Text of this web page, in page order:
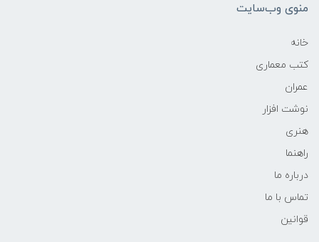
منوی وب‌سایت
خانه
کتب معماری
عمران
نوشت افزار
هنری
راهنما
درباره ما
تماس با ما
قوانین